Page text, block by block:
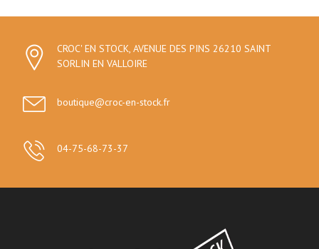
CROC' EN STOCK, AVENUE DES PINS 26210 SAINT
SORLIN EN VALLOIRE
boutique@croc-en-stock.fr
04-75-68-73-37